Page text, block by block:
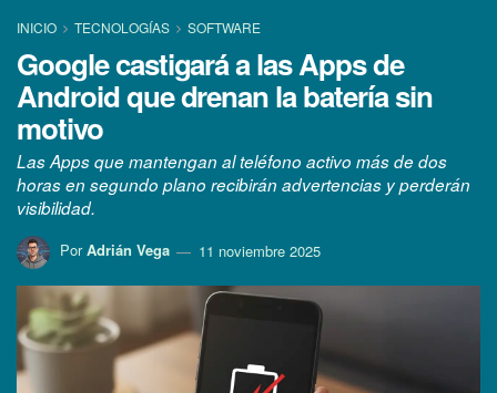
INICIO TECNOLOGÍ­AS SOFTWARE
Google castigará a las Apps de
Android que drenan la batería sin
motivo
Las Apps que mantengan al teléfono activo más de dos
horas en segundo plano recibirán advertencias y perderán
visibilidad.
Por Adrián Vega 11 noviembre 2025